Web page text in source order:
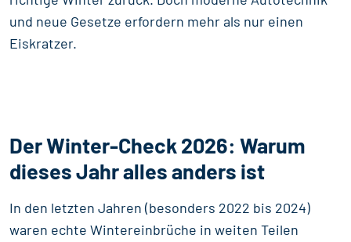
und neue Gesetze erfordern mehr als nur einen
Eiskratzer.
Der Winter-Check 2026: Warum
dieses Jahr alles anders ist
In den letzten Jahren (besonders 2022 bis 2024)
waren echte Wintereinbrüche in weiten Teilen